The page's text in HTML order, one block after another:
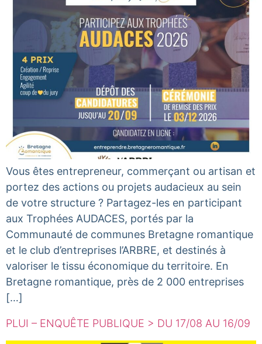
Vous êtes entrepreneur, commerçant ou artisan et
portez des actions ou projets audacieux au sein
de votre structure ? Partagez-les en participant
aux Trophées AUDACES, portés par la
Communauté de communes Bretagne romantique
et le club d’entreprises l’ARBRE, et destinés à
valoriser le tissu économique du territoire. En
Bretagne romantique, près de 2 000 entreprises
[…]
PLUI – ENQUÊTE PUBLIQUE > DU 17/08 AU 16/09